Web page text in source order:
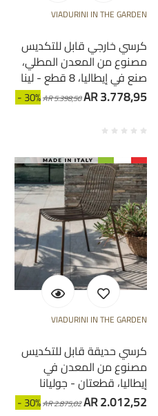
VIADURINI IN THE GARDEN
كرسي خارجي قابل للتكديس
مصنوع من المعدن المطلي،
صنع في إيطاليا، 8 قطع - لينا
- 30%AR 5.398,50AR 3.778,95
VIADURINI IN THE GARDEN
كرسي حديقة قابل للتكديس
مصنوع من المعدن في
إيطاليا، قطعتان - جوليانا
- 30%AR 2.875,02AR 2.012,52